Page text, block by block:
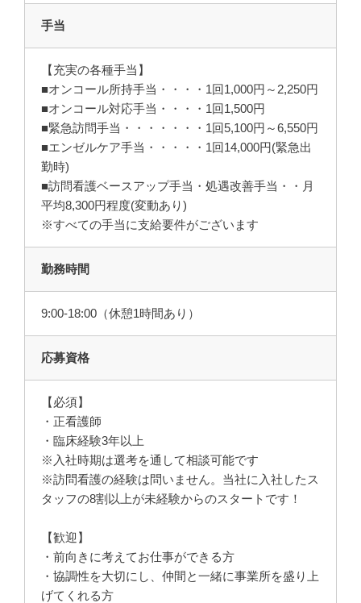
手当
【充実の各種手当】
■オンコール所持手当・・・・1回1,000円～2,250円
■オンコール対応手当・・・・1回1,500円
■緊急訪問手当・・・・・・・1回5,100円～6,550円
■エンゼルケア手当・・・・・1回14,000円(緊急出
勤時)
■訪問看護ベースアップ手当・処遇改善手当・・月
平均8,300円程度(変動あり)
※すべての手当に支給要件がございます
勤務時間
9:00-18:00（休憩1時間あり）
応募資格
【必須】
・正看護師
・臨床経験3年以上
※入社時期は選考を通して相談可能です
※訪問看護の経験は問いません。当社に入社したス
タッフの8割以上が未経験からのスタートです！
【歓迎】
・前向きに考えてお仕事ができる方
・協調性を大切にし、仲間と一緒に事業所を盛り上
げてくれる方